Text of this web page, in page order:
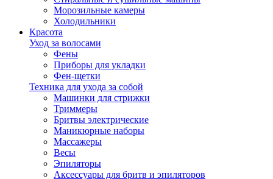
Морозильные камеры
Холодильники
Красота
Уход за волосами
Фены
Приборы для укладки
Фен-щетки
Техника для ухода за собой
Машинки для стрижки
Триммеры
Бритвы электрические
Маникюрные наборы
Массажеры
Весы
Эпиляторы
Аксессуары для бритв и эпиляторов